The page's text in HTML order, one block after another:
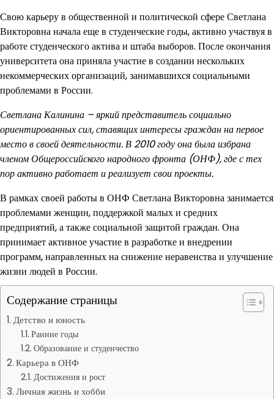
Свою карьеру в общественной и политической сфере Светлана
Викторовна начала еще в студенческие годы, активно участвуя в
работе студенческого актива и штаба выборов. После окончания
университета она приняла участие в создании нескольких
некоммерческих организаций, занимавшихся социальными
проблемами в России.
Светлана Калинина – яркий представитель социально
ориентированных сил, ставящих интересы граждан на первое
место в своей деятельности. В 2010 году она была избрана
членом Общероссийского народного фронта (ОНФ), где с тех
пор активно работает и реализует свои проекты.
В рамках своей работы в ОНФ Светлана Викторовна занимается
проблемами женщин, поддержкой малых и средних
предприятий, а также социальной защитой граждан. Она
принимает активное участие в разработке и внедрении
программ, направленных на снижение неравенства и улучшение
жизни людей в России.
Содержание страницы
Детство и юность
Ранние годы
Образование и студенчество
Карьера в ОНФ
Достижения и рост
Личная жизнь и хобби